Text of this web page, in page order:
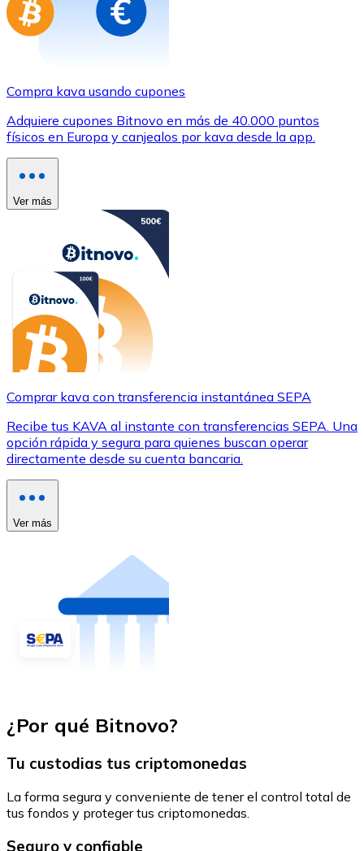
Compra kava usando cupones
Adquiere cupones Bitnovo en más de 40.000 puntos
físicos en Europa y canjealos por kava desde la app.
Ver más
Comprar kava con transferencia instantánea SEPA
Recibe tus KAVA al instante con transferencias SEPA. Una
opción rápida y segura para quienes buscan operar
directamente desde su cuenta bancaria.
Ver más
¿Por qué Bitnovo?
Tu custodias tus criptomonedas
La forma segura y conveniente de tener el control total de
tus fondos y proteger tus criptomonedas.
Seguro y confiable